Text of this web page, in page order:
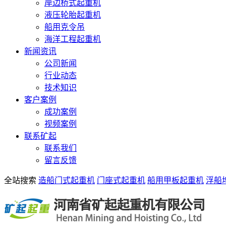
岸边桥式起重机
液压轮胎起重机
船用克令吊
海洋工程起重机
新闻资讯
公司新闻
行业动态
技术知识
客户案例
成功案例
视频案例
联系矿起
联系我们
留言反馈
全站搜索 造船门式起重机 门座式起重机 船用甲板起重机 浮船